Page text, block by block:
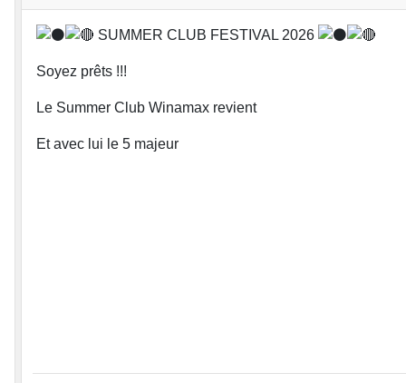
SUMMER CLUB FESTIVAL 2026
Soyez prêts !!!
Le Summer Club Winamax revient
Et avec lui le 5 majeur